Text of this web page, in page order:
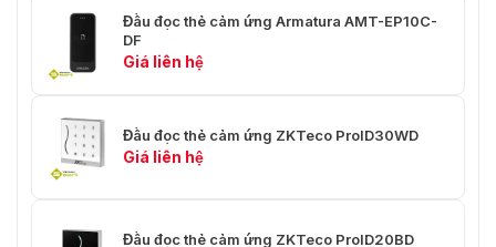
Đầu đọc thẻ cảm ứng Armatura AMT-EP10C-
DF
Giá liên hệ
Đầu đọc thẻ cảm ứng ZKTeco ProID30WD
Giá liên hệ
Đầu đọc thẻ cảm ứng ZKTeco ProID20BD